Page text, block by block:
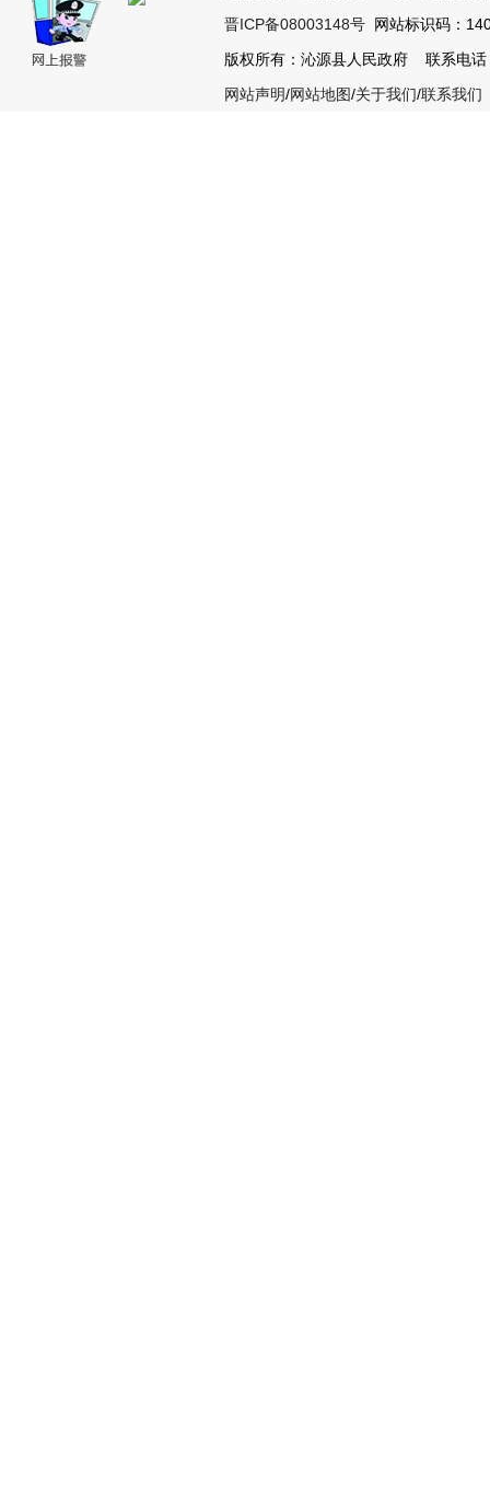
晋ICP备08003148号 网站标识码：
版权所有：沁源县人民政府 联系电
网站声明/网站地图/关于我们/联系我们